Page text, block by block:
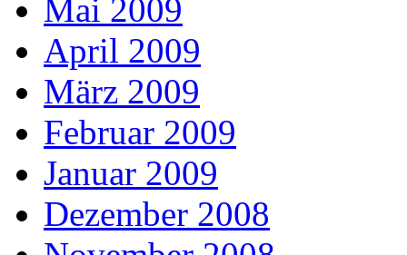
Mai 2009
April 2009
März 2009
Februar 2009
Januar 2009
Dezember 2008